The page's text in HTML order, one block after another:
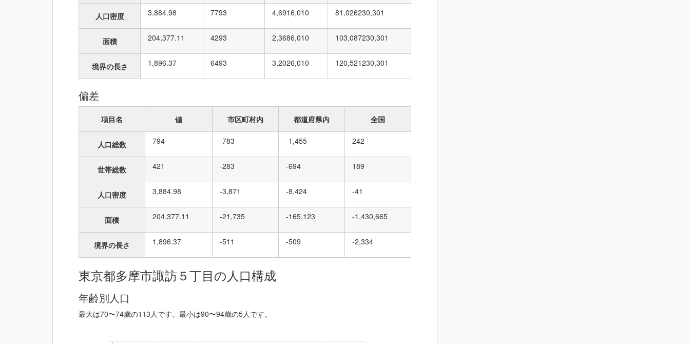
人口密度 3,884.98 7793 4,6916,010 81,026230,301
面積 204,377.11 4293 2,3686,010 103,087230,301
境界の長さ 1,896.37 6493 3,2026,010 120,521230,301
偏差
項目名 値 市区町村内 都道府県内 全国
人口総数 794 -783 -1,455 242
世帯総数 421 -283 -694 189
人口密度 3,884.98 -3,871 -8,424 -41
面積 204,377.11 -21,735 -165,123 -1,430,665
境界の長さ 1,896.37 -511 -509 -2,334
東京都多摩市諏訪５丁目の人口構成
年齢別人口
最大は70〜74歳の113人です。最小は90〜94歳の5人です。